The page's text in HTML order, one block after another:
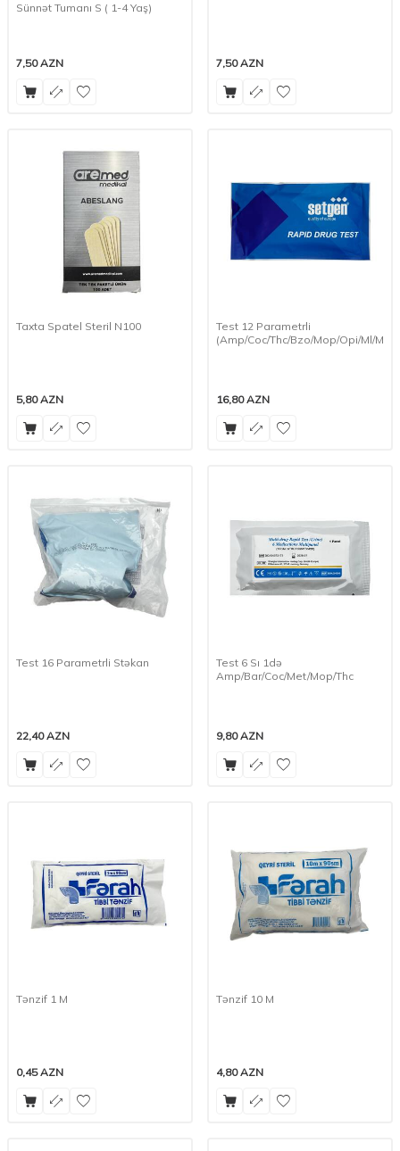
Sünnət Tumanı S ( 1-4 Yaş)
7,50AZN 7,50AZN
Taxta Spatel Steril N100
5,80AZN
Test 12 Parametrli
(Amp/Coc/Thc/Bzo/Mop/Opi/Ml/
16,80AZN
Test 16 Parametrli Stəkan
22,40AZN
Test 6 Sı 1də
Amp/Bar/Coc/Met/Mop/Thc
9,80AZN
Tənzif 1 M
0,45AZN
Tənzif 10 M
4,80AZN